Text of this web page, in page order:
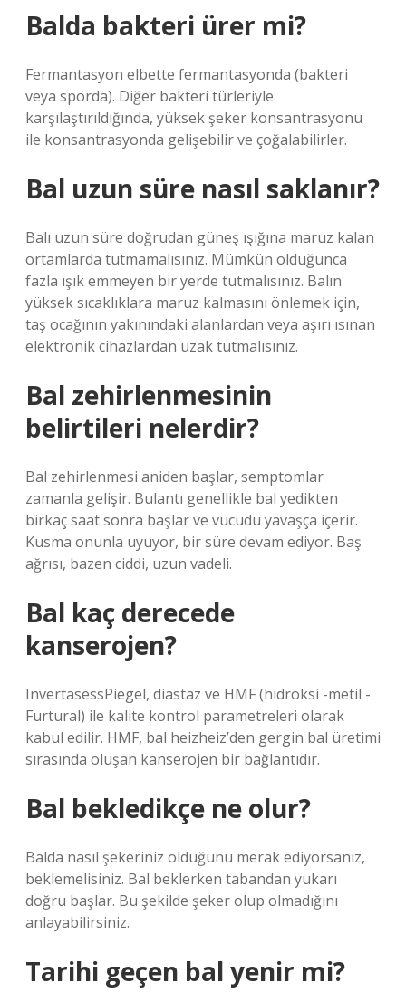
Balda bakteri ürer mi?
Fermantasyon elbette fermantasyonda (bakteri
veya sporda). Diğer bakteri türleriyle
karşılaştırıldığında, yüksek şeker konsantrasyonu
ile konsantrasyonda gelişebilir ve çoğalabilirler.
Bal uzun süre nasıl saklanır?
Balı uzun süre doğrudan güneş ışığına maruz kalan
ortamlarda tutmamalısınız. Mümkün olduğunca
fazla ışık emmeyen bir yerde tutmalısınız. Balın
yüksek sıcaklıklara maruz kalmasını önlemek için,
taş ocağının yakınındaki alanlardan veya aşırı ısınan
elektronik cihazlardan uzak tutmalısınız.
Bal zehirlenmesinin
belirtileri nelerdir?
Bal zehirlenmesi aniden başlar, semptomlar
zamanla gelişir. Bulantı genellikle bal yedikten
birkaç saat sonra başlar ve vücudu yavaşça içerir.
Kusma onunla uyuyor, bir süre devam ediyor. Baş
ağrısı, bazen ciddi, uzun vadeli.
Bal kaç derecede
kanserojen?
InvertasessPiegel, diastaz ve HMF (hidroksi -metil -
Furtural) ile kalite kontrol parametreleri olarak
kabul edilir. HMF, bal heizheiz’den gergin bal üretimi
sırasında oluşan kanserojen bir bağlantıdır.
Bal bekledikçe ne olur?
Balda nasıl şekeriniz olduğunu merak ediyorsanız,
beklemelisiniz. Bal beklerken tabandan yukarı
doğru başlar. Bu şekilde şeker olup olmadığını
anlayabilirsiniz.
Tarihi geçen bal yenir mi?